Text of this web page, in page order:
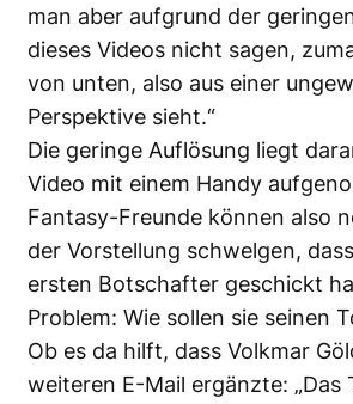
man aber aufgrund der
dieses Videos nicht sagen,
von unten, also aus einer
Perspektive sieht.“
Die geringe Auflösung liegt
Video mit einem Handy
Fantasy-Freunde können also
der Vorstellung schwelgen,
ersten Botschafter geschickt
Problem: Wie sollen sie seinen
Ob es da hilft, dass Volkmar
weiteren E-Mail ergänzte: „Das